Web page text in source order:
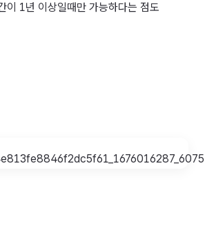
이 1년 이상일때만 가능하다는 점도